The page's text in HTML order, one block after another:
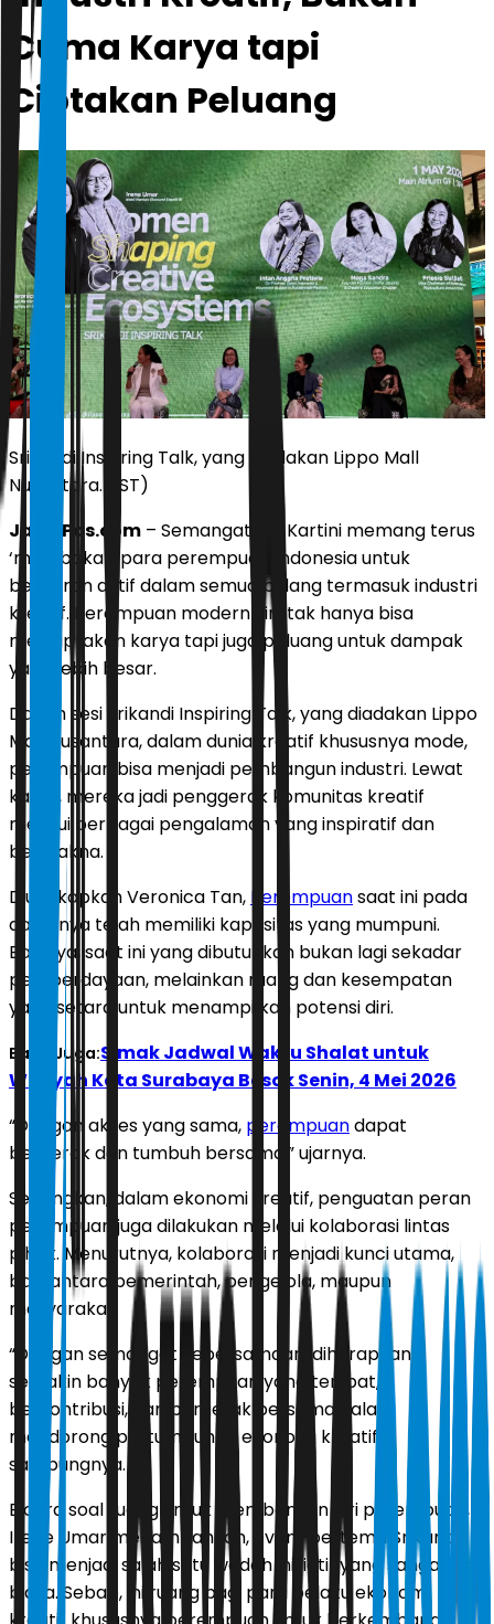
Cuma Karya tapi
Ciptakan Peluang
Srikandi Inspiring Talk, yang diadakan Lippo Mall
Nusantara. (IST)
JawaPos.com – Semangat R.A Kartini memang terus
‘membakar’ para perempuan Indonesia untuk
berperan aktif dalam semua bidang termasuk industri
kreatif. Perempuan modern kini tak hanya bisa
menciptakan karya tapi juga peluang untuk dampak
yang lebih besar.
Dalam sesi Srikandi Inspiring Talk, yang diadakan Lippo
Mall Nusantara, dalam dunia kreatif khususnya mode,
perempuan bisa menjadi pembangun industri. Lewat
karya, mereka jadi penggerak komunitas kreatif
melalui berbagai pengalaman yang inspiratif dan
bermakna.
Diungkapkan Veronica Tan, Perempuansaat ini pada
dasarnya telah memiliki kapasitas yang mumpuni.
Baginya, saat ini yang dibutuhkan bukan lagi sekadar
pemberdayaan, melainkan ruang dan kesempatan
yang setara untuk menampilkan potensi diri.
Baca Juga:Simak Jadwal Waktu Shalat untuk
Wilayah Kota Surabaya Besok Senin, 4 Mei 2026
“Dengan akses yang sama, perempuandapat
bergerak dan tumbuh bersama,” ujarnya.
Sedangkan, dalam ekonomi kreatif, penguatan peran
perempuan juga dilakukan melalui kolaborasi lintas
pihak. Menurutnya, kolaborasi menjadi kunci utama,
baik antara pemerintah, pengelola, maupun
masyarakat.
“Dengan semangat kebersamaan, diharapkan
semakin banyak perempuan yang terlibat,
berkontribusi, dan bergerak bersama dalam
mendorong pertumbuhan ekonomi kreatif,”
sambungnya.
Bicara soal ruang untuk membangun diri perempuan,
Irene Umar menambahkan, event bertema Srikandi
bisa menjadi salah satu wadah inisiatif yang sangat luar
biasa. Sebab, ini ruang bagi para pelaku ekonomi